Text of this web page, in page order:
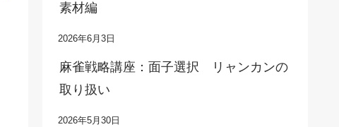
素材編
2026年6月3日
麻雀戦略講座：面子選択 リャンカンの
取り扱い
2026年5月30日